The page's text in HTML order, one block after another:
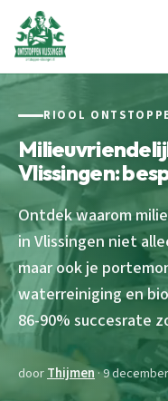
RIOOL
Vlissingen:
Ontdek waarom
in Vlissingen niet
maar ook je
waterreiniging en
86-90% succesrate
doorThijmen· 9